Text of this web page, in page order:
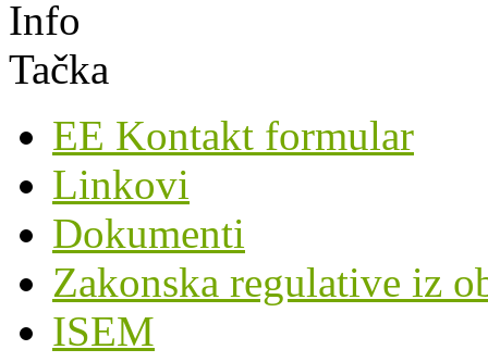
EE Kontakt formular
Linkovi
Dokumenti
Zakonska regulative iz
ISEM